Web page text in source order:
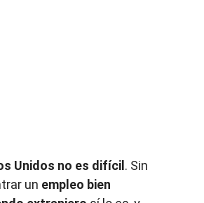
Unidos no es difícil . Sin
un empleo bien